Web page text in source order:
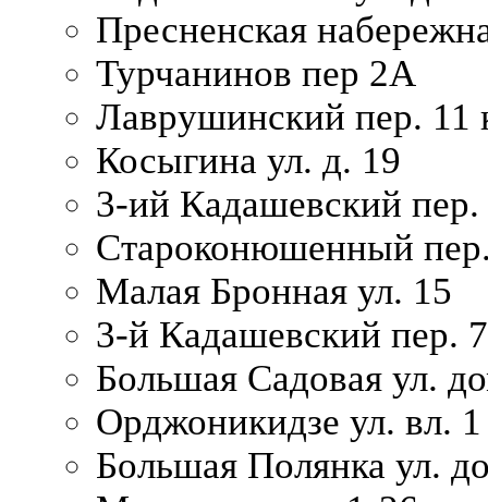
Пресненская
Турчанинов пер 2А
Лаврушинский пер. 11
Косыгина ул. д. 19
3-ий Кадашевский пер.
Староконюшенный
Малая Бронная ул. 15
3-й Кадашевский пер.
Большая Садовая ул.
Орджоникидзе ул. вл. 1
Большая Полянка ул.